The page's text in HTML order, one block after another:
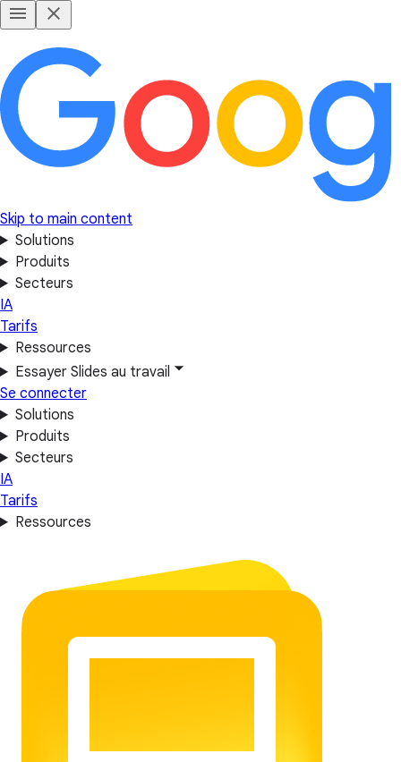
Skip to main content
Solutions
Produits
Secteurs
IA
Tarifs
Ressources
Essayer Slides au travail
Se connecter
Solutions
Produits
Secteurs
IA
Tarifs
Ressources